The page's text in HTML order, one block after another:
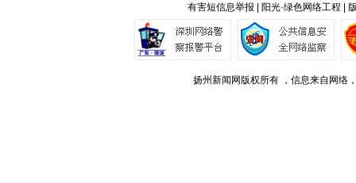
有害短信息举报 | 阳光·绿色网络工程 |
扬州新闻网版权所有 ，信息来自网络